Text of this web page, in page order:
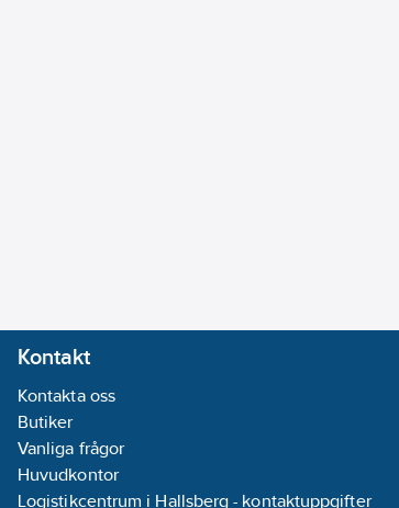
Kontakt
Kontakta oss
Butiker
Vanliga frågor
Huvudkontor
Logistikcentrum i Hallsberg - kontaktuppgifter